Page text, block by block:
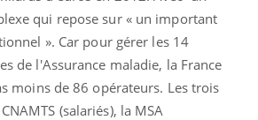
qui repose sur « un important
». Car pour gérer les 14
de l'Assurance maladie, la France
moins de 86 opérateurs. Les trois
(salariés), la MSA